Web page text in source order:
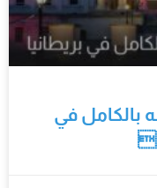
بالكامل في